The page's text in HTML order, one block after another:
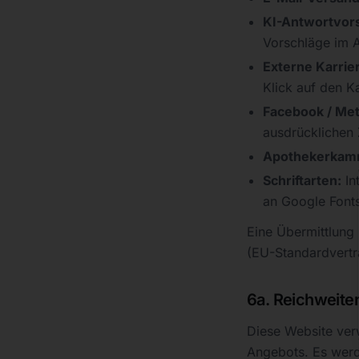
KI-
Vorschläge im
Externe
Klick auf den
Facebook /
ausdrücklichen
Schriftarten:
an Google
Eine
(EU-
6a.
Diese Website
Angebots. Es